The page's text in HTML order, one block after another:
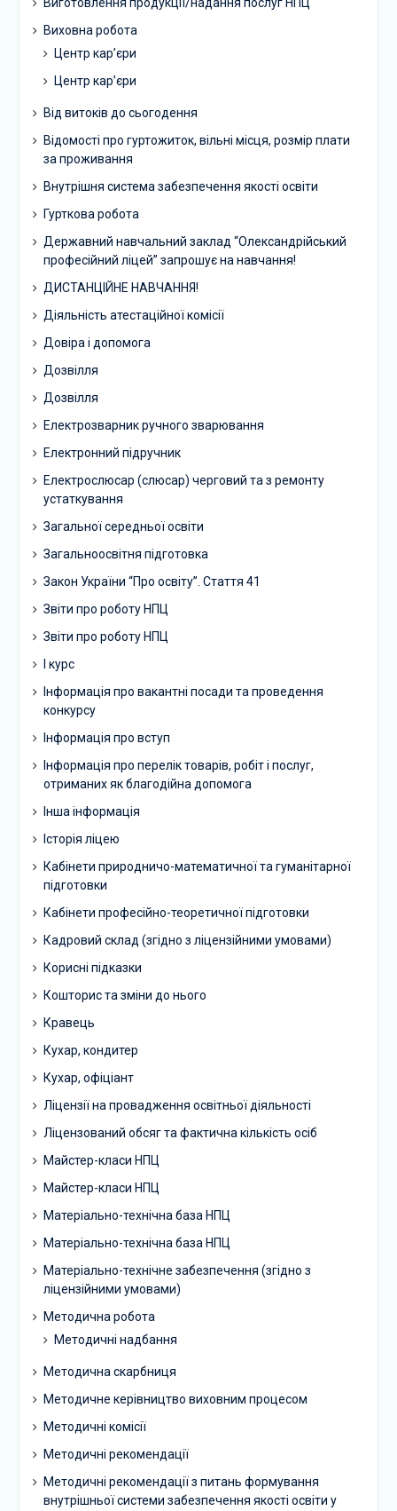
Виготовлення продукції/надання послуг НПЦ
Виховна робота
Центр кар’єри
Центр кар’єри
Від витоків до сьогодення
Відомості про гуртожиток, вільні місця, розмір плати
за проживання
Внутрішня система забезпечення якості освіти
Гурткова робота
Державний навчальний заклад “Олександрійський
професійний ліцей” запрошує на навчання!
ДИСТАНЦІЙНЕ НАВЧАННЯ!
Діяльність атестаційної комісії
Довіра і допомога
Дозвілля
Дозвілля
Електрозварник ручного зварювання
Електронний підручник
Електрослюсар (слюсар) черговий та з ремонту
устаткування
Загальної середньої освіти
Загальноосвітня підготовка
Закон України “Про освіту”. Стаття 41
Звіти про роботу НПЦ
Звіти про роботу НПЦ
І курс
Інформація про вакантні посади та проведення
конкурсу
Інформація про вступ
Інформація про перелік товарів, робіт і послуг,
отриманих як благодійна допомога
Інша інформація
Історія ліцею
Кабінети природничо-математичної та гуманітарної
підготовки
Кабінети професійно-теоретичної підготовки
Кадровий склад (згідно з ліцензійними умовами)
Корисні підказки
Кошторис та зміни до нього
Кравець
Кухар, кондитер
Кухар, офіціант
Ліцензії на провадження освітньої діяльності
Ліцензований обсяг та фактична кількість осіб
Майстер-класи НПЦ
Майстер-класи НПЦ
Матеріально-технічна база НПЦ
Матеріально-технічна база НПЦ
Матеріально-технічне забезпечення (згідно з
ліцензійними умовами)
Методична робота
Методичні надбання
Методична скарбниця
Методичне керівництво виховним процесом
Методичні комісії
Методичні рекомендації
Методичні рекомендації з питань формування
внутрішньої системи забезпечення якості освіти у